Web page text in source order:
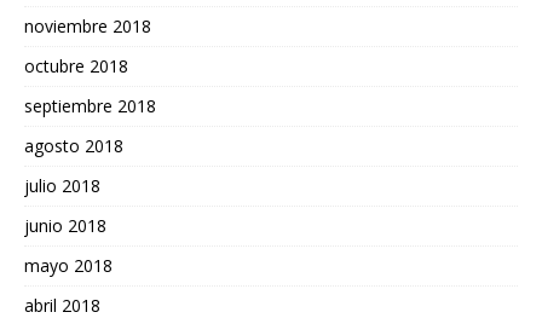
noviembre 2018
octubre 2018
septiembre 2018
agosto 2018
julio 2018
junio 2018
mayo 2018
abril 2018